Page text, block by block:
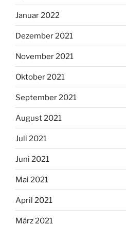
Januar 2022
Dezember 2021
November 2021
Oktober 2021
September 2021
August 2021
Juli 2021
Juni 2021
Mai 2021
April 2021
März 2021